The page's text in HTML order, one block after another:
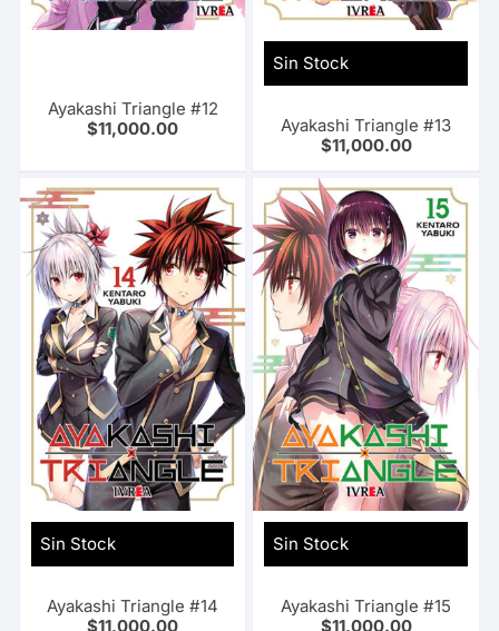
Ayakashi Triangle #12
$11,000.00
Sin Stock
Ayakashi Triangle #13
$11,000.00
Sin Stock
Ayakashi Triangle #14
$11,000.00
Sin Stock
Ayakashi Triangle #15
$11,000.00